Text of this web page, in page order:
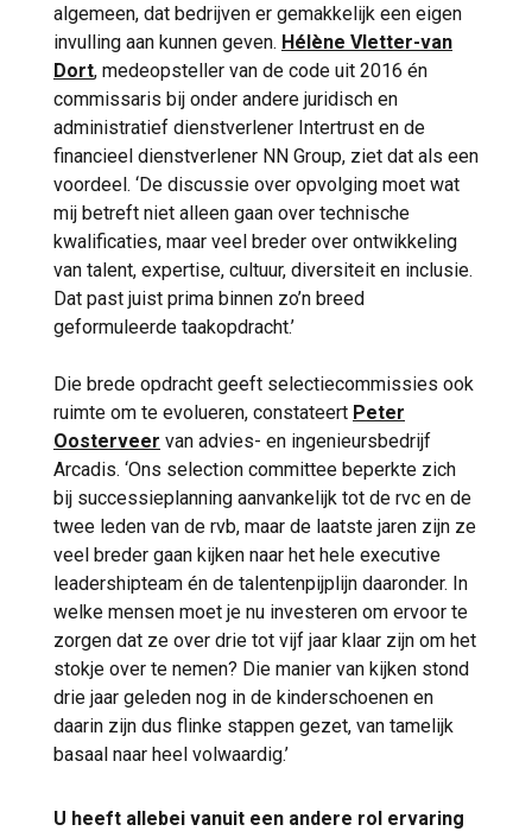
algemeen, dat bedrijven er gemakkelijk een eigen
invulling aan kunnen geven. Hélène Vletter-van
Dort, medeopsteller van de code uit 2016 én
commissaris bij onder andere juridisch en
administratief dienstverlener Intertrust en de
financieel dienstverlener NN Group, ziet dat als een
voordeel. ‘De discussie over opvolging moet wat
mij betreft niet alleen gaan over technische
kwalificaties, maar veel breder over ontwikkeling
van talent, expertise, cultuur, diversiteit en inclusie.
Dat past juist prima binnen zo’n breed
geformuleerde taakopdracht.’
Die brede opdracht geeft selectiecommissies ook
ruimte om te evolueren, constateert Peter
Oosterveer van advies- en ingenieursbedrijf
Arcadis. ‘Ons selection committee beperkte zich
bij successieplanning aanvankelijk tot de rvc en de
twee leden van de rvb, maar de laatste jaren zijn ze
veel breder gaan kijken naar het hele executive
leadershipteam én de talentenpijplijn daaronder. In
welke mensen moet je nu investeren om ervoor te
zorgen dat ze over drie tot vijf jaar klaar zijn om het
stokje over te nemen? Die manier van kijken stond
drie jaar geleden nog in de kinderschoenen en
daarin zijn dus flinke stappen gezet, van tamelijk
basaal naar heel volwaardig.’
U heeft allebei vanuit een andere rol ervaring